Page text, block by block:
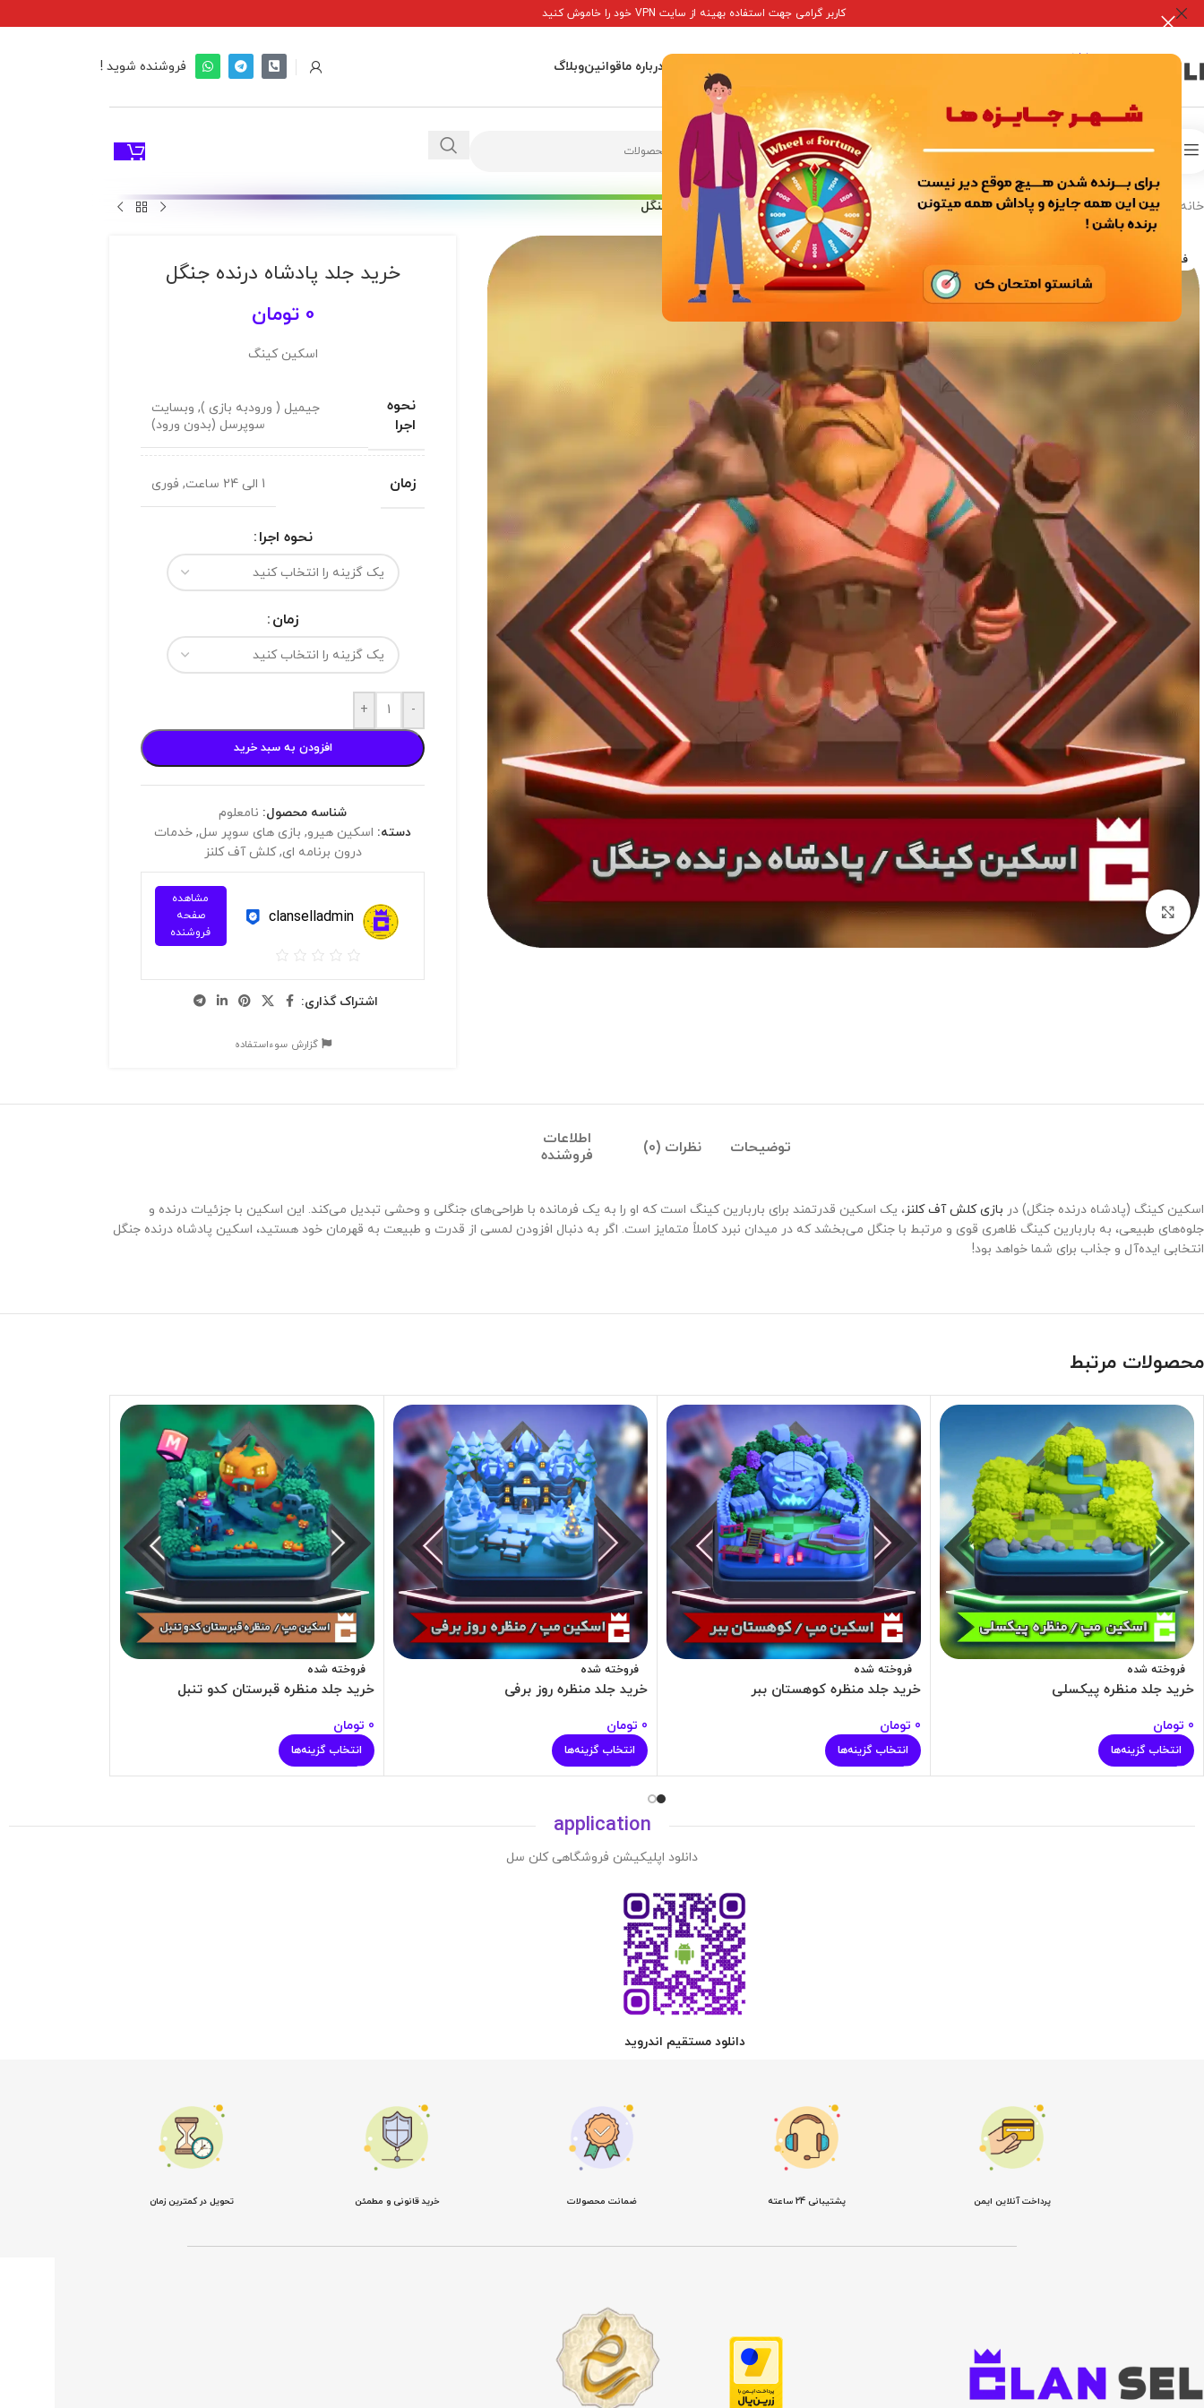
کاربر گرامی جهت استفاده بهینه از سایت VPN خود را خاموش کنید
درباره ماقوانینوبلاگ فروشنده شوید !
خدمات درون برنامه ای اکانت ها بازی
خانه خدمات درون برنامه ای/بازی های سوپر سل/کلش آف کلنز/اسکین هیرو/خرید جلد پادشاه درنده جنگل
فروخته شده
برای بزرگنمایی کلیک کنید
خرید جلد پادشاه درنده جنگل
0 تومان
اسکین کینگ
نحوه
اجرا
جیمیل ( ورودبه بازی ), وبسایت
سوپرسل (بدون ورود)
زمان 1 الی 24 ساعت , فوری
نحوه اجرا
زمان
-
+
افزودن به سبد خرید
شناسه محصول: نامعلوم
دسته: اسکین هیرو, بازی های سوپر سل, خدمات
درون برنامه ای, کلش آف کلنز
clanselladmin
مشاهده
صفحه
فروشنده
اشتراک گذاری:
گزارش سوءاستفاده
توضیحات نظرات (0)
اطلاعات
فروشنده
اسکین کینگ (پادشاه درنده جنگل) در بازی کلش آف کلنز، یک اسکین قدرتمند برای باربارین کینگ است که او را به یک فرمانده با طراحی‌های جنگلی و وحشی تبدیل می‌کند. این اسکین با جزئیات درنده و
جلوه‌های طبیعی، به باربارین کینگ ظاهری قوی و مرتبط با جنگل می‌بخشد که در میدان نبرد کاملاً متمایز است. اگر به دنبال افزودن لمسی از قدرت و طبیعت به قهرمان خود هستید، اسکین پادشاه درنده جنگل
انتخابی ایده‌آل و جذاب برای شما خواهد بود!
محصولات مرتبط
فروخته شده
خرید جلد منظره پیکسلی
0 تومان
انتخاب گزینه‌ها
فروخته شده
خرید جلد منظره کوهستان ببر
0 تومان
انتخاب گزینه‌ها
فروخته شده
خرید جلد منظره روز برفی
0 تومان
انتخاب گزینه‌ها
فروخته شده
خرید جلد منظره قبرستان کدو تنبل
0 تومان
انتخاب گزینه‌ها
application
دانلود اپلیکیشن فروشگاهی کلن سل
دانلود مستقیم اندروید
پرداخت آنلاین ایمن پشتیبانی 24 ساعته ضمانت محصولات خرید قانونی و مطمئن تحویل در کمترین زمان